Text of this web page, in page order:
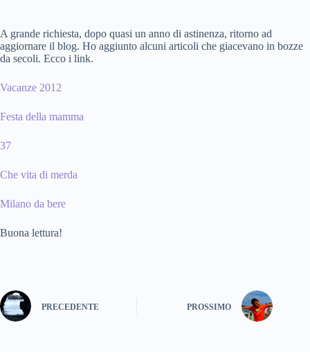
A grande richiesta, dopo quasi un anno di astinenza, ritorno ad
aggiornare il blog. Ho aggiunto alcuni articoli che giacevano in bozze
da secoli. Ecco i link.
Vacanze 2012
Festa della mamma
37
Che vita di merda
Milano da bere
Buona lettura!
PRECEDENTE PROSSIMO